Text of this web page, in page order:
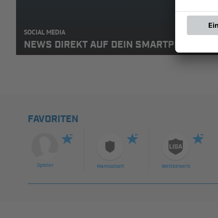
SOCIAL MEDIA
NEWS DIREKT AUF DEIN SMARTPHONE:
FAVORITEN
Spieler Mannschaft Wettbewerb